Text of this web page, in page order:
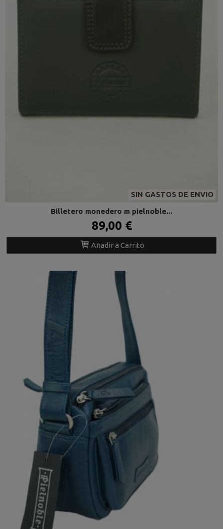
SIN GASTOS DE ENVIO
Billetero monedero m pielnoble...
89,00 €
Añadir a Carrito